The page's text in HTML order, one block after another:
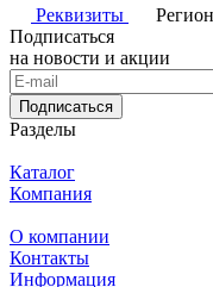
Реквизиты
Регион
Подписаться
на новости и акции
Подписаться
Разделы
Каталог
Компания
О компании
Контакты
Информация